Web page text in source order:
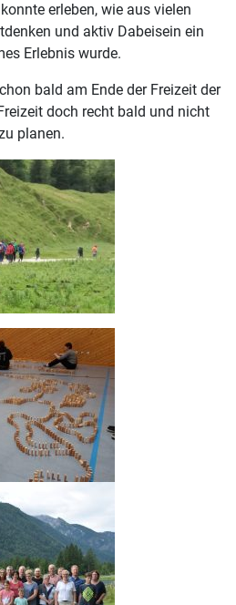
erleben, wie aus vielen
und aktiv Dabeisein ein
Erlebnis wurde.
bald am Ende der Freizeit der
doch recht bald und nicht
planen.